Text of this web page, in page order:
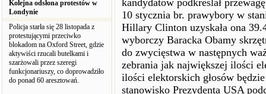
Kolejna odsłona protestów w
Londynie
Policja starła się 28 listopada z
protestującymi przeciwko
blokadom na Oxford Street, gdzie
aktywiści rzucali butelkami i
szarżowali przez szeregi
funkcjonariuszy, co doprowadziło
do ponad 60 aresztowań.
kandydatów podkreślał
10 stycznia br. prawybory w
Hillary Clinton uzyskała ona
wyborczy Baracka Obamy
do zwycięstwa w następnych
zebrania jak największej ilości
ilości elektorskich głosów
stanowisko Prezydenta USA